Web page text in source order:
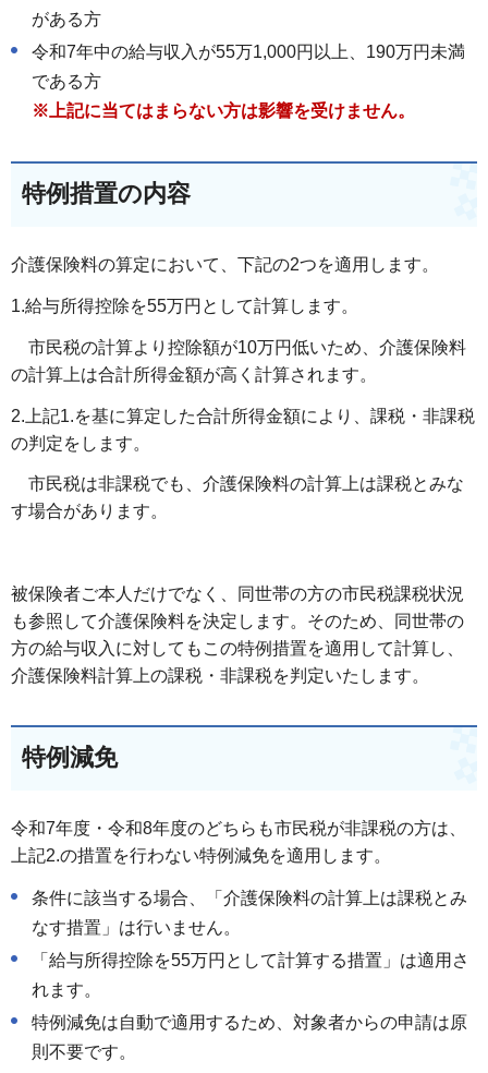
がある方
令和7年中の給与収入が55万1,000円以上、190万円未満
である方
※上記に当てはまらない方は影響を受けません。
特例措置の内容
介護保険料の算定において、下記の2つを適用します。
1.給与所得控除を55万円として計算します。
市民税の計算より控除額が10万円低いため、介護保険料
の計算上は合計所得金額が高く計算されます。
2.上記1.を基に算定した合計所得金額により、課税・非課税
の判定をします。
市民税は非課税でも、介護保険料の計算上は課税とみな
す場合があります。
被保険者ご本人だけでなく、同世帯の方の市民税課税状況
も参照して介護保険料を決定します。そのため、同世帯の
方の給与収入に対してもこの特例措置を適用して計算し、
介護保険料計算上の課税・非課税を判定いたします。
特例減免
令和7年度・令和8年度のどちらも市民税が非課税の方は、
上記2.の措置を行わない特例減免を適用します。
条件に該当する場合、「介護保険料の計算上は課税とみ
なす措置」は行いません。
「給与所得控除を55万円として計算する措置」は適用さ
れます。
特例減免は自動で適用するため、対象者からの申請は原
則不要です。